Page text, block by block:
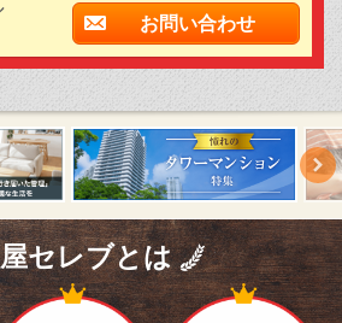
お問い合わせ
セレブとは